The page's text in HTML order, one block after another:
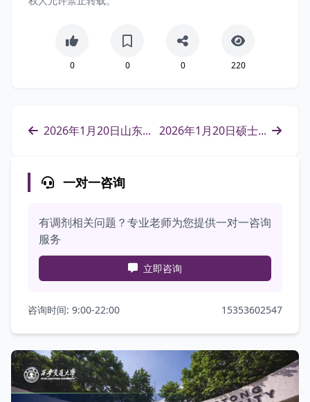
0 0 0 220
2026年1月20日山东... 2026年1月20日硕士...
一对一咨询
有调剂相关问题？专业老师为您提供一对一咨询
服务
立即咨询
咨询时间: 9:00-22:00 15353602547